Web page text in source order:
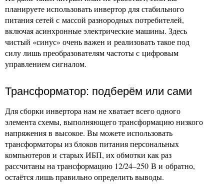
планируете использовать инвертор для стабильного
питания сетей с массой разнородных потребителей,
включая асинхронные электрические машины. Здесь
чистый «синус» очень важен и реализовать такое под
силу лишь преобразователям частоты с цифровым
управлением сигналом.
Трансформатор: подберём или сами
Для сборки инвертора нам не хватает всего одного
элемента схемы, выполняющего трансформацию низкого
напряжения в высокое. Вы можете использовать
трансформаторы из блоков питания персональных
компьютеров и старых ИБП, их обмотки как раз
рассчитаны на трансформацию 12/24–250 В и обратно,
остаётся лишь правильно определить выводы.